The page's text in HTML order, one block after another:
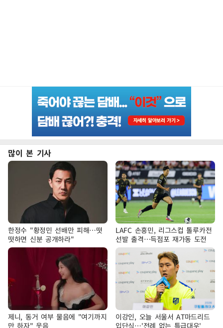
많이 본 기사
한정수 "황정민 선배만 피해…떳
떳하면 신분 공개하라"
LAFC 손흥민, 리그스컵 톨루카전
선발 출격…득점포 재가동 도전
제니, 동거 여부 물음에 "여기까지
만 하자" 웃음
이강인, 오늘 서울서 AT마드리드
입단식…'전례 없는 특급대우'